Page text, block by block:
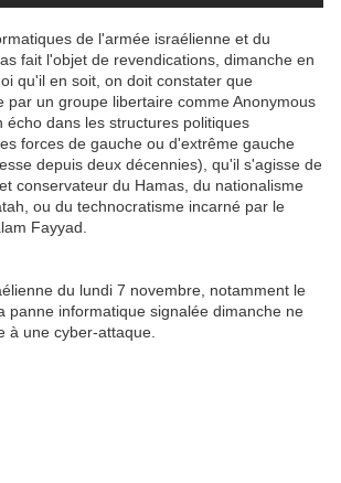
de l'armée israélienne et du
fait l'objet de revendications, dimanche en
qu'il en soit, on doit constater que
par un groupe libertaire comme Anonymous
écho dans les structures politiques
forces de gauche ou d'extrême gauche
depuis deux décennies), qu'il s'agisse de
conservateur du Hamas, du nationalisme
ou du technocratisme incarné par le
Fayyad.
du lundi 7 novembre, notamment le
panne informatique signalée dimanche ne
à une cyber-attaque.